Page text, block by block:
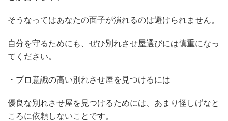
そうなってはあなたの面子が潰れるのは避けられません。
自分を守るためにも、ぜひ別れさせ屋選びには慎重になっ
てください。
・プロ意識の高い別れさせ屋を見つけるには
優良な別れさせ屋を見つけるためには、あまり怪しげなと
ころに依頼しないことです。